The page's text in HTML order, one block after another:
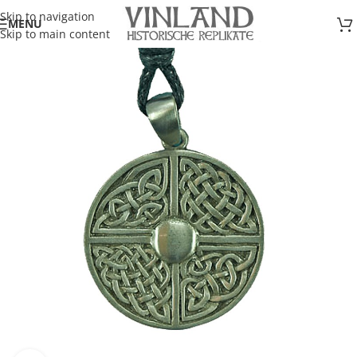
Skip to navigation
Skip to main content
MENU